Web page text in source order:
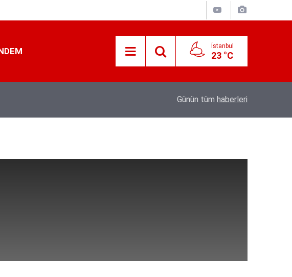
İstanbul
23 °C
Akyaka'yı aratmayan Bucak Vadisi
Günün tüm haberleri